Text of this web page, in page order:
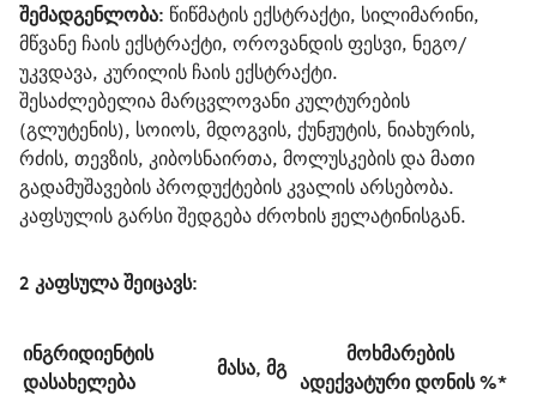
შემადგენლობა: წიწმატის ექსტრაქტი, სილიმარინი,
მწვანე ჩაის ექსტრაქტი, ოროვანდის ფესვი, ნეგო/
უკვდავა, კურილის ჩაის ექსტრაქტი.
შესაძლებელია მარცვლოვანი კულტურების
(გლუტენის), სოიოს, მდოგვის, ქუნჟუტის, ნიახურის,
რძის, თევზის, კიბოსნაირთა, მოლუსკების და მათი
გადამუშავების პროდუქტების კვალის არსებობა.
კაფსულის გარსი შედგება ძროხის ჟელატინისგან.
2 კაფსულა შეიცავს:
ინგრიდიენტის
დასახელება
მასა, მგ
მოხმარების
ადექვატური დონის %*